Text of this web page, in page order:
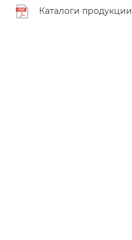
Каталоги продукции